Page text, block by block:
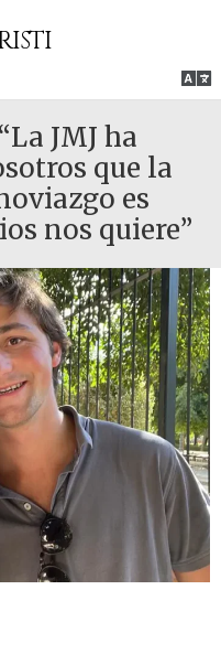
JMJ ha
que la
es
nos quiere”